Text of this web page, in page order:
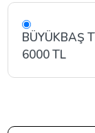
BÜYÜKBAŞ
6000 TL